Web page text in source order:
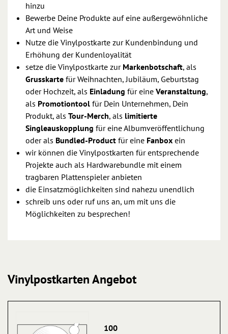
hinzu
Bewerbe Deine Produkte auf eine außergewöhnliche
Art und Weise
Nutze die Vinylpostkarte zur Kundenbindung und
Erhöhung der Kundenloyalität
setze die Vinylpostkarte zur Markenbotschaft, als
Grusskarte für Weihnachten, Jubiläum, Geburtstag
oder Hochzeit, als Einladung für eine Veranstaltung,
als Promotiontool für Dein Unternehmen, Dein
Produkt, als Tour-Merch, als limitierte
Singleauskopplung für eine Albumveröffentlichung
oder als Bundled-Product für eine Fanbox ein
wir können die Vinylpostkarten für entsprechende
Projekte auch als Hardwarebundle mit einem
tragbaren Plattenspieler anbieten
die Einsatzmöglichkeiten sind nahezu unendlich
schreib uns oder ruf uns an, um mit uns die
Möglichkeiten zu besprechen!
Vinylpostkarten Angebot
100